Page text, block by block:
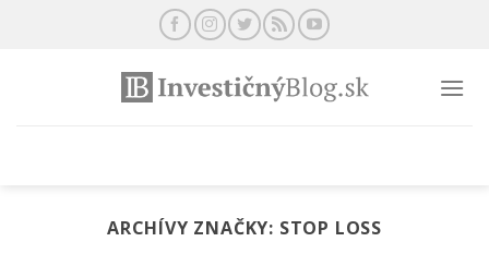
ARCHÍVY ZNAČKY: STOP LOSS